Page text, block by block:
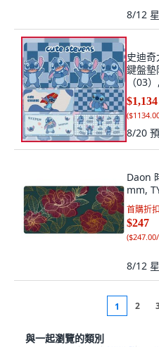
8/12
史迪
鍵盤墊
（03
$1,134
(
8/20
Daon
mm,
首購折
$247
(
8/12
1 2
與一起瀏覽的類別